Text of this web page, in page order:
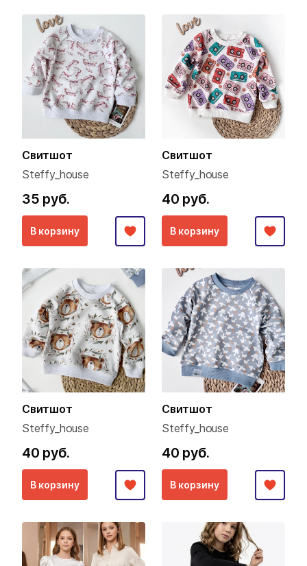
Свитшот
Steffy_house
35 руб.
В корзину
Свитшот
Steffy_house
40 руб.
В корзину
Свитшот
Steffy_house
40 руб.
В корзину
Свитшот
Steffy_house
40 руб.
В корзину